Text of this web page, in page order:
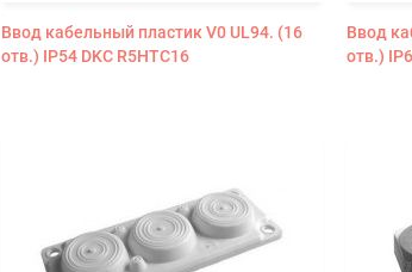
Ввод кабельный пластик V0 UL94. (16
отв.) IP54 DKC R5HTC16
Ввод
отв.)